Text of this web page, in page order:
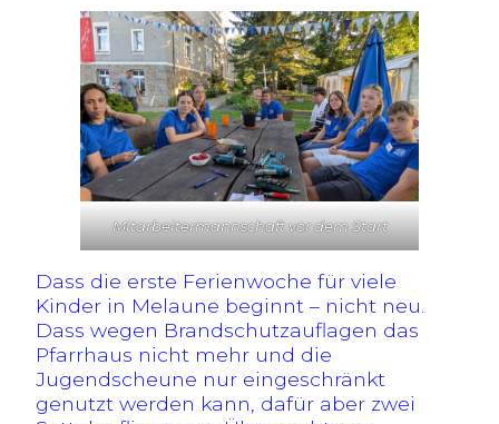
Mitarbeitermannschaft vor dem Start
Dass die erste Ferienwoche für viele
Kinder in Melaune beginnt – nicht neu.
Dass wegen Brandschutzauflagen das
Pfarrhaus nicht mehr und die
Jugendscheune nur eingeschränkt
genutzt werden kann, dafür aber zwei